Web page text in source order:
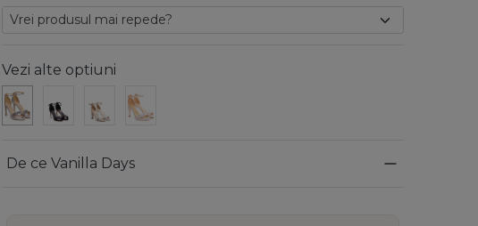
Vezi alte optiuni
De ce Vanilla Days